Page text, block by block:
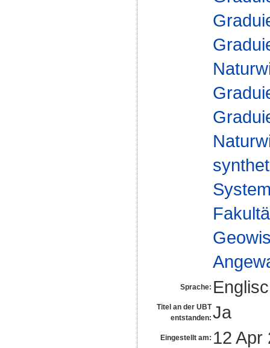
Sprache:
Titel an der UBT
entstanden: Ja
Eingestellt am: 12 Apr